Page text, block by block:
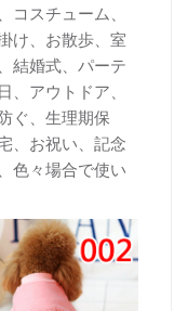
スチューム、
け、お散歩、室
結婚式、パーテ
アウトドア、
ぐ、生理期保
、お祝い、記念
色々場合で使い